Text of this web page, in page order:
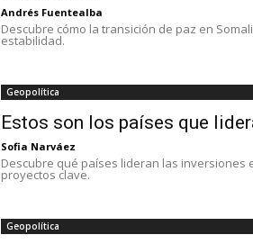
Andrés Fuentealba
Descubre cómo la transición de paz en
estabilidad.
Geopolítica
Estos son los países que
Sofia Narváez
Descubre qué países lideran las inversiones
proyectos clave.
Geopolítica